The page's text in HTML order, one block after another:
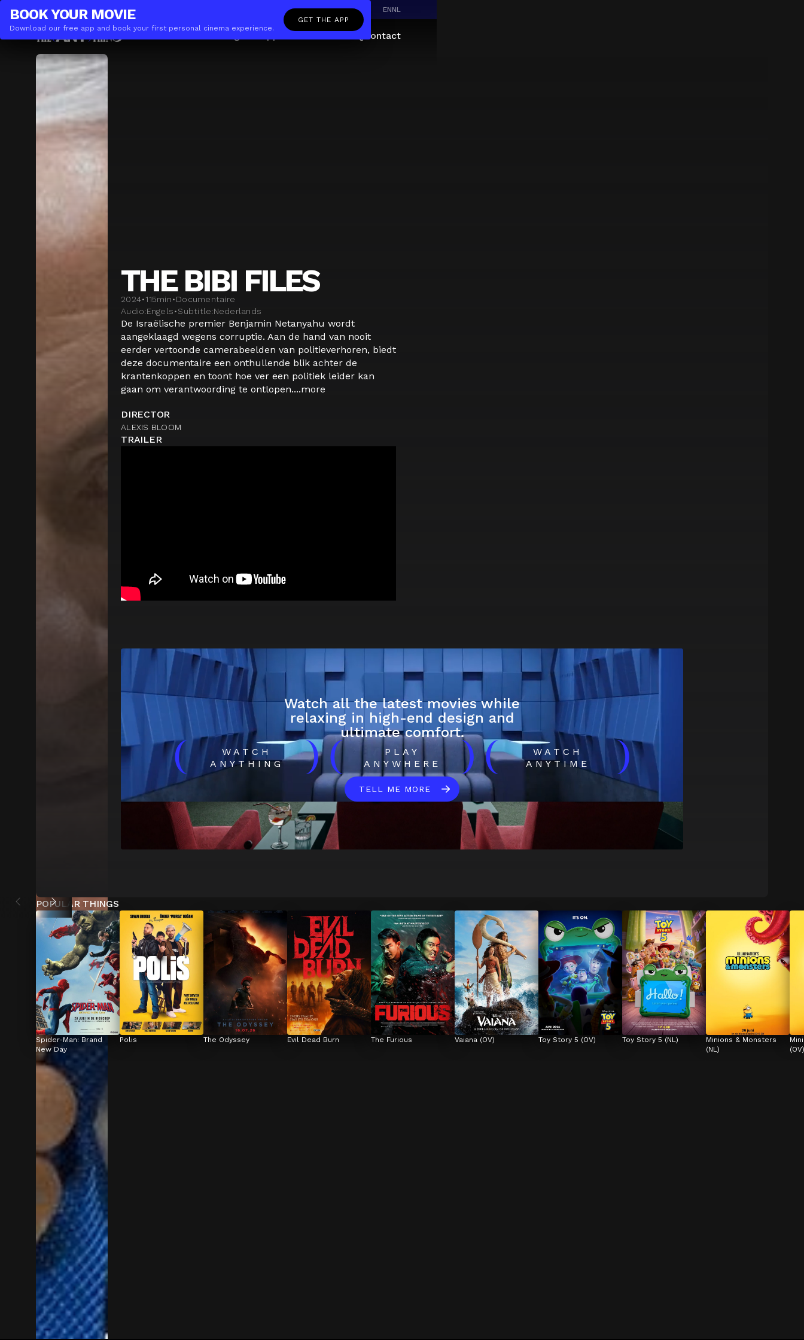
THE(ANY)THING BUSINESS ENNL
Movies Locations The App Contact
BOOK YOUR MOVIE
Download our free app and book your first personal cinema experience.
GET THE APP
THE BIBI FILES
2024•115min•Documentaire
Audio:Engels•Subtitle:Nederlands
De Israëlische premier Benjamin Netanyahu wordt
aangeklaagd wegens corruptie. Aan de hand van nooit
eerder vertoonde camerabeelden van politieverhoren, biedt
deze documentaire een onthullende blik achter de
krantenkoppen en toont hoe ver een politiek leider kan
gaan om verantwoording te ontlopen....more
DIRECTOR
ALEXIS BLOOM
TRAILER
Watch all the latest movies while
relaxing in high-end design and
ultimate comfort.
(
WATCH
ANYTHING
)(
PLAY
ANYWHERE
)(
WATCH
ANYTIME
)
TELL ME MORE
POPULAR THINGS
Spider-Man: Brand
New Day
Polis The Odyssey Evil Dead Burn The Furious Vaiana (OV) Toy Story 5 (OV) Toy Story 5 (NL)
Minions & Monsters
(NL)
(OV)